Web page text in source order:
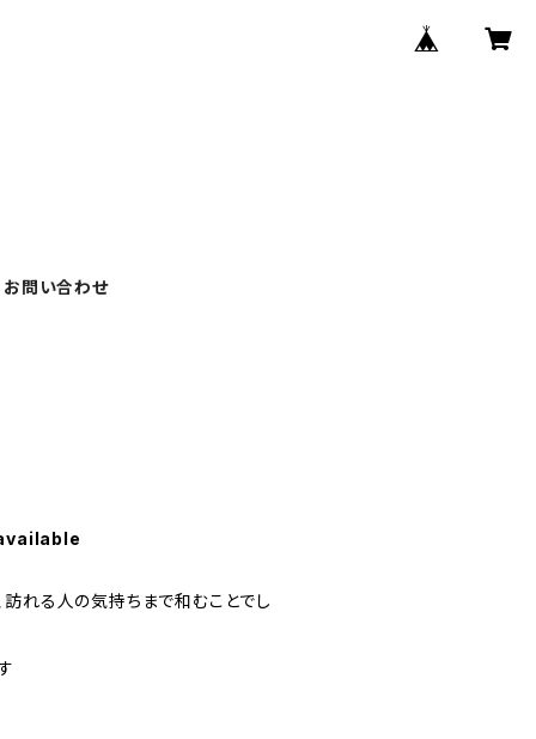
お問い合わせ
れる人の気持ちまで和むことでし